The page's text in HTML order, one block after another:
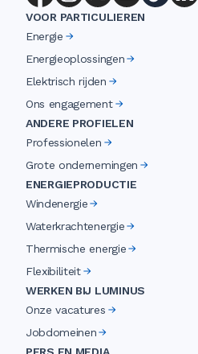
VOOR PARTICULIEREN
Energie
Energieoplossingen
Elektrisch rijden
Ons engagement
ANDERE PROFIELEN
Professionelen
Grote ondernemingen
ENERGIEPRODUCTIE
Windenergie
Waterkrachtenergie
Thermische energie
Flexibiliteit
WERKEN BIJ LUMINUS
Onze vacatures
Jobdomeinen